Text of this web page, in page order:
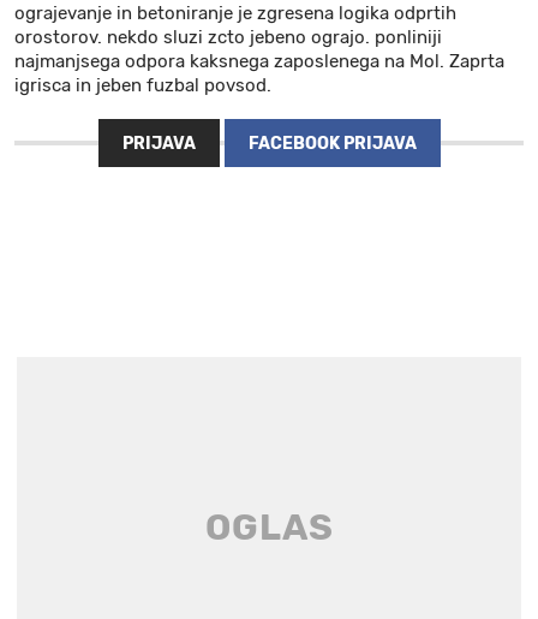
ograjevanje in betoniranje je zgresena logika odprtih
orostorov. nekdo sluzi zcto jebeno ograjo. ponliniji
najmanjsega odpora kaksnega zaposlenega na Mol. Zaprta
igrisca in jeben fuzbal povsod.
PRIJAVA FACEBOOK PRIJAVA